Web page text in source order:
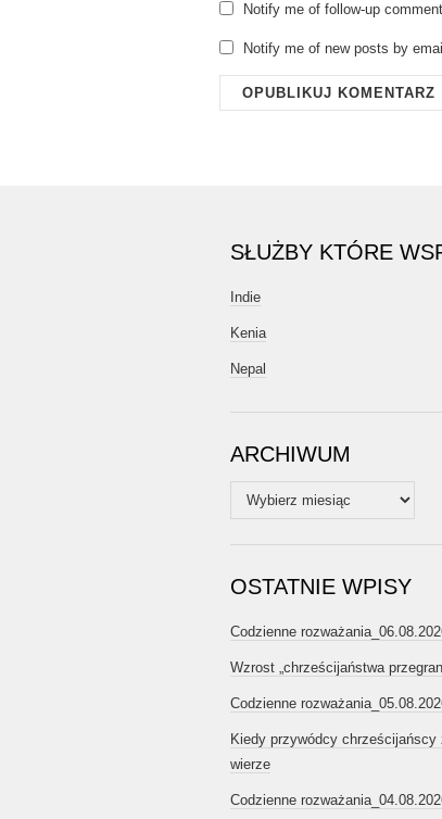
Notify me of follow-up
Notify me of new posts by
SŁUŻBY KTÓRE
Indie
Kenia
Nepal
ARCHIWUM
Archiwum
OSTATNIE WPISY
Codzienne
Wzrost „chrześcijaństwa
Codzienne
Kiedy przywódcy chrześcijańscy
wierze
Codzienne